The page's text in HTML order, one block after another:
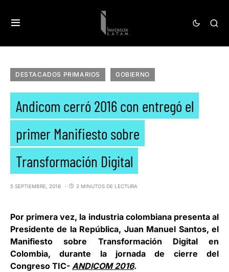
DESTACADOS PRIMARIOS GOBIERNO
Andicom cerró 2016 con entregó el
primer Manifiesto sobre
Transformación Digital
5 SEPTIEMBRE, 2016 2 MINUTOS DE LECTURA
Por primera vez, la industria colombiana presenta al
Presidente de la República, Juan Manuel Santos, el
Manifiesto sobre Transformación Digital en
Colombia, durante la jornada de cierre del
Congreso TIC- ANDICOM 2016.